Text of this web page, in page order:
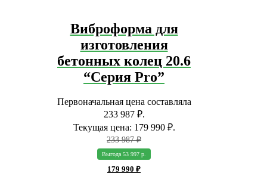
Виброформа для
изготовления
бетонных колец 20.6
“Серия Pro”
233 987₽
Первоначальная цена составляла
233 987 ₽.
Выгода 53 997 р.
179 990 ₽
Текущая цена: 179 990 ₽.